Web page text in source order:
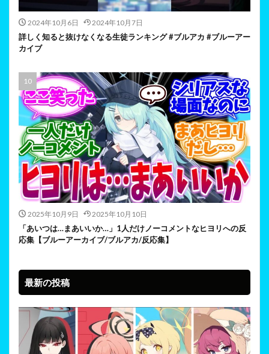
2024年10月6日 2024年10月7日
詳しく知ると抜けなくなる生徒ランキング #ブルアカ #ブルーアー
カイブ
2025年10月9日 2025年10月10日
「あいつは…まあいいか…」1人だけノーコメントなヒヨリへの反
応集【ブルーアーカイブ/ブルアカ/反応集】
最新の投稿